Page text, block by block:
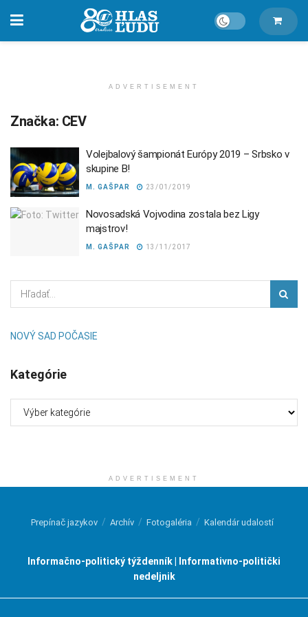
ADVERTISEMENT
Značka: CEV
Volejbalový šampionát Európy 2019 – Srbsko v
skupine B!
M. GAŠPAR 23/01/2019
Novosadská Vojvodina zostala bez Ligy
majstrov!
M. GAŠPAR 13/11/2017
NOVÝ SAD POČASIE
Kategórie
ADVERTISEMENT
Prepínač jazykov Archív Fotogaléria Kalendár udalostí
Informačno-politický týždenník | Informativno-politički
nedeljnik